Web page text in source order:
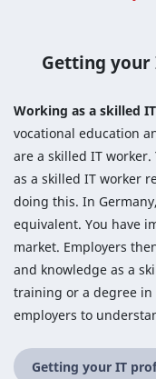
Getting your
Working as a skilled
vocational education
are a skilled IT
as a skilled IT worker
doing this. In
equivalent. You have
market. Employers
and knowledge as a
training or a degree in
employers to
Getting your IT